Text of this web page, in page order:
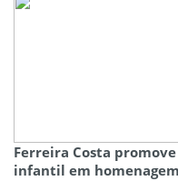
Ferreira Costa
infantil em